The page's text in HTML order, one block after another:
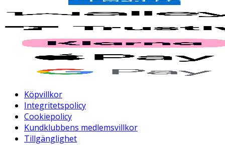
Köpvillkor
Integritetspolicy
Cookiepolicy
Kundklubbens medlemsvillkor
Tillgänglighet